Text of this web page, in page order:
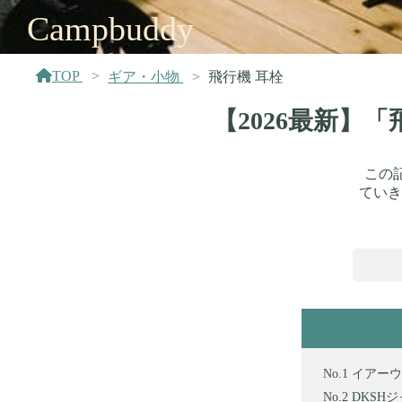
Campbuddy
TOP ギア・小物 飛行機 耳栓
【2026最新】
この
てい
イアー
DKSH